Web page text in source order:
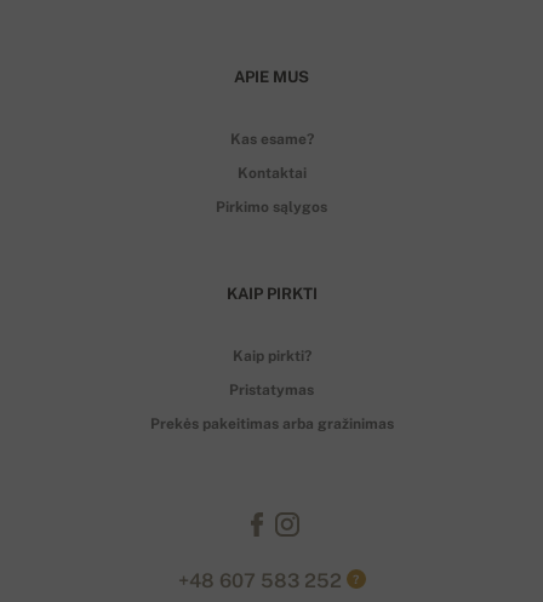
APIE MUS
Kas esame?
Kontaktai
Pirkimo sąlygos
KAIP PIRKTI
Kaip pirkti?
Pristatymas
Prekės pakeitimas arba gražinimas
+48 607 583 252 ?